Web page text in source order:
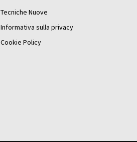
Tecniche Nuove
Informativa sulla privacy
Cookie Policy